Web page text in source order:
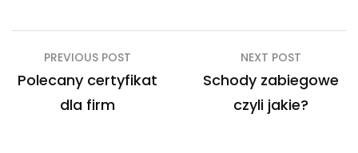
Nawigacja
wpisu
PREVIOUS POST
Polecany certyfikat
dla firm
NEXT POST
Schody zabiegowe
czyli jakie?